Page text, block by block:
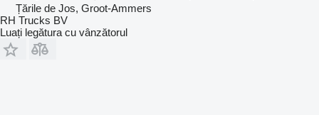
Țările de Jos, Groot-Ammers
RH Trucks BV
Luați legătura cu vânzătorul